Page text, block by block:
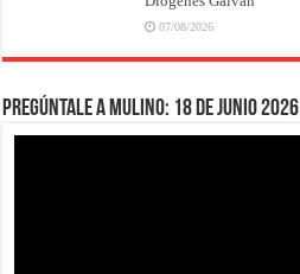
07/08/2026
Pregúntale a Mulino: 18 de junio 2026